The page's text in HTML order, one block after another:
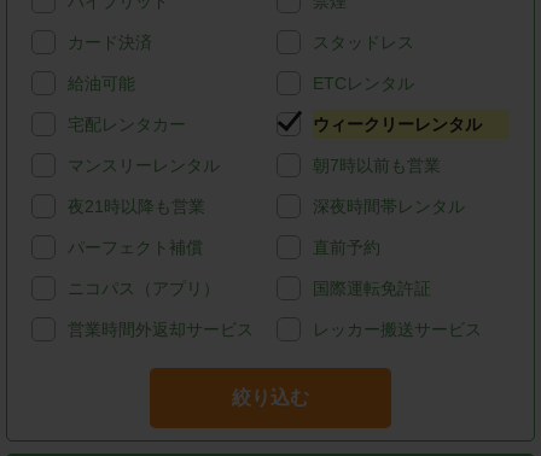
カード決済 スタッドレス
給油可能 ETCレンタル
宅配レンタカー ウィークリーレンタル
マンスリーレンタル 朝7時以前も営業
夜21時以降も営業 深夜時間帯レンタル
パーフェクト補償 直前予約
ニコパス（アプリ） 国際運転免許証
営業時間外返却サービス レッカー搬送サービス
絞り込む